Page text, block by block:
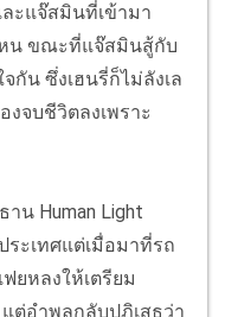
ะแจ๊สมินที่เข้ามา
น ขณะที่แจ๊สมินสู้กับ
กัน ซึ่งเฮนรี่ก็ไม่ลังเล
จบชีวิตลงเพราะ
น Human Light
ระเทศแต่เมื่อมาที่รถ
ยหลงให้เตรียม
ต่อำพลกลับปฏิเสธว่า